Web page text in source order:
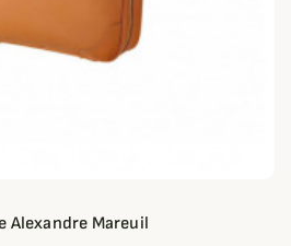
Alexandre Mareuil